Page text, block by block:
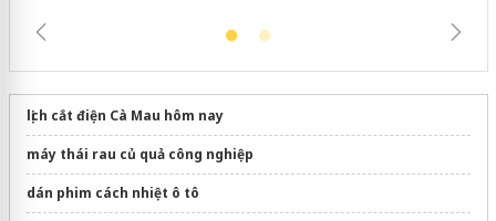
lịch cắt điện Cà Mau hôm nay
máy thái rau củ quả công nghiệp
dán phim cách nhiệt ô tô